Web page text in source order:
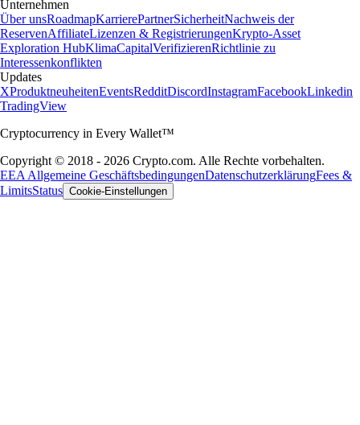
Unternehmen
Über unsRoadmapKarrierePartnerSicherheitNachweis der
ReservenAffiliateLizenzen & RegistrierungenKrypto-Asset
Exploration HubKlimaCapitalVerifizierenRichtlinie zu
Interessenkonflikten
Updates
XProduktneuheitenEventsRedditDiscordInstagramFacebookLinkedin
TradingView
Cryptocurrency in Every Wallet™
Copyright © 2018 - 2026 Crypto.com. Alle Rechte vorbehalten.
EEA Allgemeine GeschäftsbedingungenDatenschutzerklärungFees &
LimitsStatus Cookie-Einstellungen